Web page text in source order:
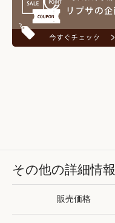
その他の詳細情報
販売価格